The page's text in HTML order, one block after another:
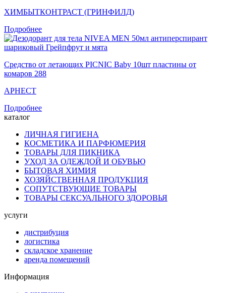
ХИМБЫТКОНТРАСТ (ГРИНФИЛД)
Подробнее
Средство от летающих PICNIC Baby 10шт пластины от
комаров 288
АРНЕСТ
Подробнее
каталог
ЛИЧНАЯ ГИГИЕНА
КОСМЕТИКА И ПАРФЮМЕРИЯ
ТОВАРЫ ДЛЯ ПИКНИКА
УХОД ЗА ОДЕЖДОЙ И ОБУВЬЮ
БЫТОВАЯ ХИМИЯ
ХОЗЯЙСТВЕННАЯ ПРОДУКЦИЯ
СОПУТСТВУЮЩИЕ ТОВАРЫ
ТОВАРЫ СЕКСУАЛЬНОГО ЗДОРОВЬЯ
услуги
дистрибуция
логистика
складское хранение
аренда помещений
Информация